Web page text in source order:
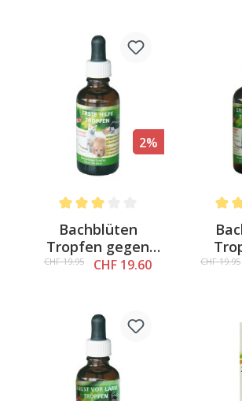
2%
Average rating of 3 out of 5 stars
Bachblüten
Tropfen gegen
Aggression
CHF 19.95 CHF 19.60 CHF 19.95